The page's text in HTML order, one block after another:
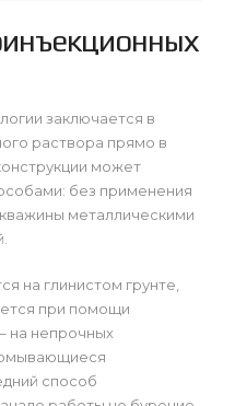
заключается в
раствора прямо в
может
без применения
металлическими
на глинистом грунте,
при помощи
на непрочных
способ